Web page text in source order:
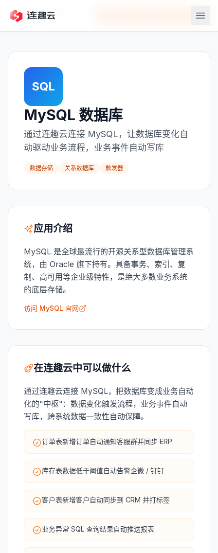
返回应用中心 MySQL 数据库
SQL
MySQL 数据库
通过连趣云连接 MySQL，让数据库变化自
动驱动业务流程，业务事件自动写库
数据存储 关系数据库 触发器
应用介绍
MySQL 是全球最流行的开源关系型数据库管理系
统，由 Oracle 旗下持有。具备事务、索引、复
制、高可用等企业级特性，是绝大多数业务系统
的底层存储。
访问 MySQL 官网
在连趣云中可以做什么
通过连趣云连接 MySQL，把数据库变成业务自动
化的"中枢"：数据变化触发流程，业务事件自动
写库，跨系统数据一致性自动保障。
订单表新增订单自动通知客服群并同步 ERP
库存表数据低于阈值自动告警企微 / 钉钉
客户表新增客户自动同步到 CRM 并打标签
业务异常 SQL 查询结果自动推送报表